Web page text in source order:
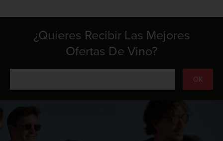
¿Quieres Recibir Las Mejores
Ofertas De Vino?